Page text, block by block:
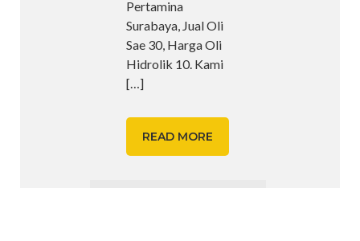
Pertamina
Surabaya, Jual Oli
Sae 30, Harga Oli
Hidrolik 10. Kami
[…]
READ MORE